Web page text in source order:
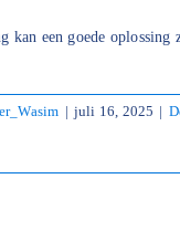
kan een goede oplossing
| juli 16, 2025 |